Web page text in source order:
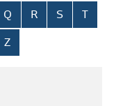
Q R S T
Z